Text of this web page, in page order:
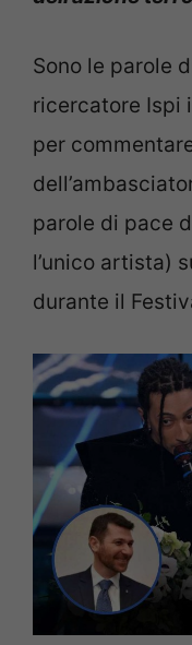
Sono le parole
ricercatore Ispi
per
parole di pace
l’unico artista)
durante il